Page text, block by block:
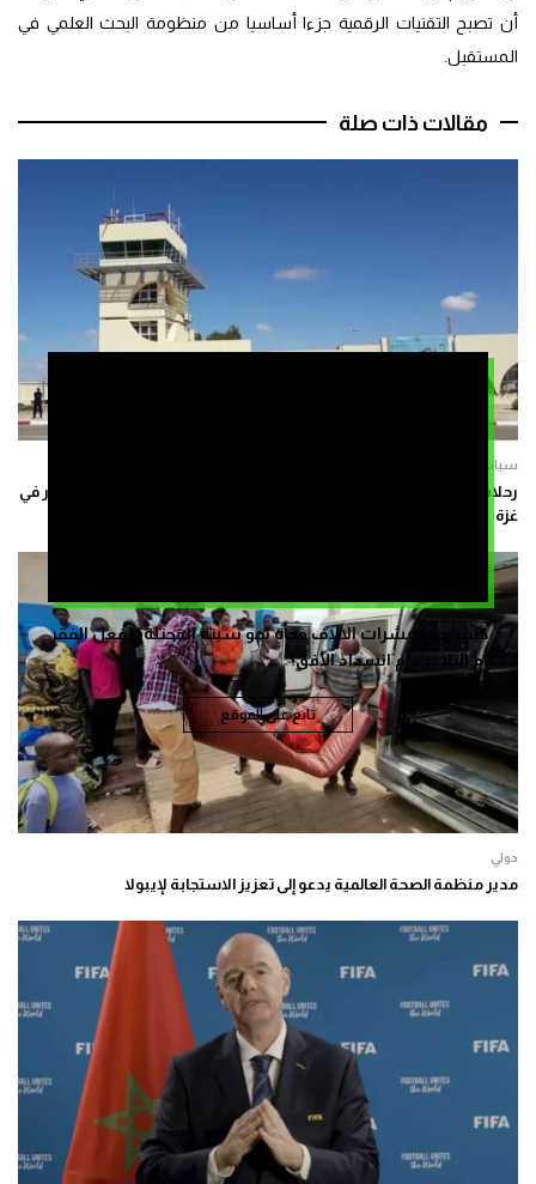
كيف زحف عشرات الالاف فجأة نحو سبتة المحتلة؟ بفعل الفقر
أم التلاعب أم انسداد الأفق؟
تابع على الموقع
أن تصبح التقنيات الرقمية جزءا أساسيا من منظومة البحث العلمي في
المستقبل.
مقالات ذات صلة
سياسة
رحلات جوية بين تل أبيب وطانطان وتقرير يربطها بالتحضير لقوة الاستقرار في
غزة
دولي
مدير منظمة الصحة العالمية يدعو إلى تعزيز الاستجابة لإيبولا